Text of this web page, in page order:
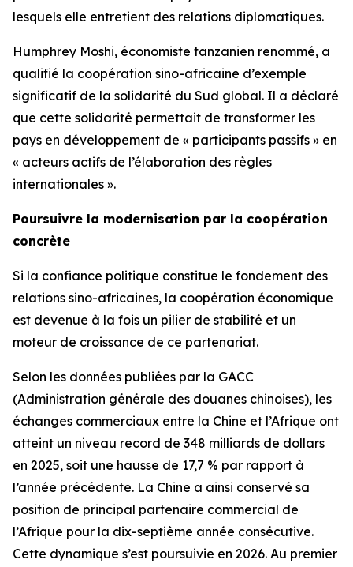
lesquels elle entretient des relations diplomatiques.
Humphrey Moshi, économiste tanzanien renommé, a
qualifié la coopération sino-africaine d’exemple
significatif de la solidarité du Sud global. Il a déclaré
que cette solidarité permettait de transformer les
pays en développement de « participants passifs » en
« acteurs actifs de l’élaboration des règles
internationales ».
Poursuivre la modernisation par la coopération
concrète
Si la confiance politique constitue le fondement des
relations sino-africaines, la coopération économique
est devenue à la fois un pilier de stabilité et un
moteur de croissance de ce partenariat.
Selon les données publiées par la GACC
(Administration générale des douanes chinoises), les
échanges commerciaux entre la Chine et l’Afrique ont
atteint un niveau record de 348 milliards de dollars
en 2025, soit une hausse de 17,7 % par rapport à
l’année précédente. La Chine a ainsi conservé sa
position de principal partenaire commercial de
l’Afrique pour la dix-septième année consécutive.
Cette dynamique s’est poursuivie en 2026. Au premier